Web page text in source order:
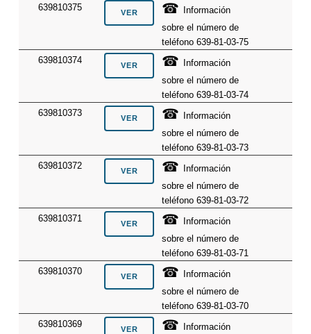
639810375
☎
Información
sobre el número de
teléfono 639-81-03-75
639810374
☎
Información
sobre el número de
teléfono 639-81-03-74
639810373
☎
Información
sobre el número de
teléfono 639-81-03-73
639810372
☎
Información
sobre el número de
teléfono 639-81-03-72
639810371
☎
Información
sobre el número de
teléfono 639-81-03-71
639810370
☎
Información
sobre el número de
teléfono 639-81-03-70
639810369
☎
Información